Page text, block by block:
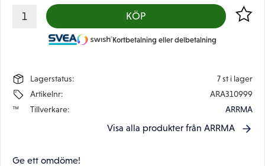
KÖP Lägg
Kortbetalning eller delbetalning
Lagerstatus
7 st i lager
Artikelnr
ARA310999
Tillverkare
ARRMA
Visa alla produkter från ARRMA
Ge ett omdöme!